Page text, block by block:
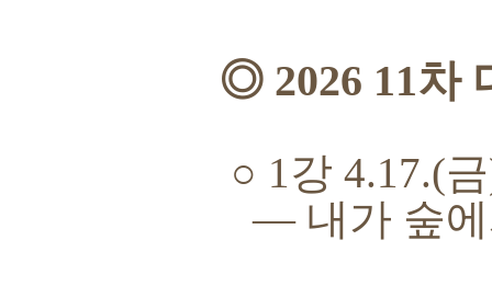
◎ 2026 11차
○ 1강 4.17.(금
― 내가 숲